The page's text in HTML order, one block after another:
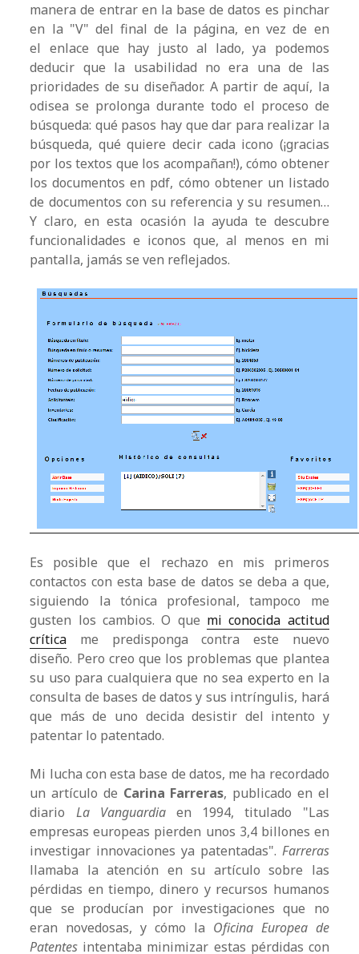
manera de entrar en la base de datos es pinchar
en la "V" del final de la página, en vez de en
el enlace que hay justo al lado, ya podemos
deducir que la usabilidad no era una de las
prioridades de su diseñador. A partir de aquí, la
odisea se prolonga durante todo el proceso de
búsqueda: qué pasos hay que dar para realizar la
búsqueda, qué quiere decir cada icono (¡gracias
por los textos que los acompañan!), cómo obtener
los documentos en pdf, cómo obtener un listado
de documentos con su referencia y su resumen…
Y claro, en esta ocasión la ayuda te descubre
funcionalidades e iconos que, al menos en mi
pantalla, jamás se ven reflejados.
Es posible que el rechazo en mis primeros
contactos con esta base de datos se deba a que,
siguiendo la tónica profesional, tampoco me
gusten los cambios. O que mi conocida actitud
crítica me predisponga contra este nuevo
diseño. Pero creo que los problemas que plantea
su uso para cualquiera que no sea experto en la
consulta de bases de datos y sus intríngulis, hará
que más de uno decida desistir del intento y
patentar lo patentado.
Mi lucha con esta base de datos, me ha recordado
un artículo de Carina Farreras, publicado en el
diario La Vanguardiaen 1994, titulado "Las
empresas europeas pierden unos 3,4 billones en
investigar innovaciones ya patentadas". Farreras
llamaba la atención en su artículo sobre las
pérdidas en tiempo, dinero y recursos humanos
que se producían por investigaciones que no
eran novedosas, y cómo la Oficina Europea de
Patentes intentaba minimizar estas pérdidas con